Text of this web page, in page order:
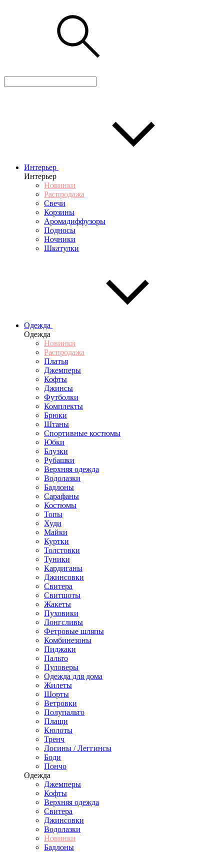
Интерьер
Интерьер
Новинки
Распродажа
Свечи
Корзины
Аромадиффузоры
Подносы
Ночники
Шкатулки
Одежда
Одежда
Новинки
Распродажа
Платья
Джемперы
Кофты
Джинсы
Футболки
Комплекты
Брюки
Штаны
Спортивные костюмы
Юбки
Блузки
Рубашки
Верхняя одежда
Водолазки
Бадлоны
Сарафаны
Костюмы
Топы
Худи
Майки
Куртки
Толстовки
Туники
Кардиганы
Джинсовки
Свитера
Свитшоты
Жакеты
Пуховики
Лонгсливы
Фетровые шляпы
Комбинезоны
Пиджаки
Пальто
Пуловеры
Одежда для дома
Жилеты
Шорты
Ветровки
Полупальто
Плащи
Кюлоты
Тренч
Лосины / Леггинсы
Боди
Пончо
Одежда
Джемперы
Кофты
Верхняя одежда
Свитера
Джинсовки
Водолазки
Новинки
Бадлоны